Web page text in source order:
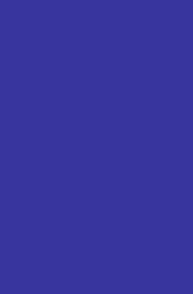
LollaBR e a
teto bicolor e as
brilhante